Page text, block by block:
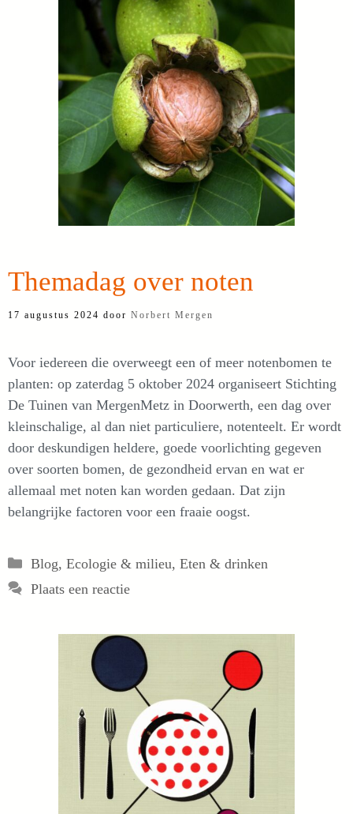
Themadag over noten
17 augustus 2024 door Norbert Mergen
Voor iedereen die overweegt een of meer notenbomen te
planten: op zaterdag 5 oktober 2024 organiseert Stichting
De Tuinen van MergenMetz in Doorwerth, een dag over
kleinschalige, al dan niet particuliere, notenteelt. Er wordt
door deskundigen heldere, goede voorlichting gegeven
over soorten bomen, de gezondheid ervan en wat er
allemaal met noten kan worden gedaan. Dat zijn
belangrijke factoren voor een fraaie oogst.
Categorieën
Blog, Ecologie & milieu, Eten & drinken
Plaats een reactie